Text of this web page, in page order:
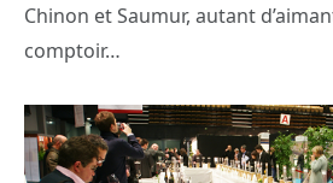
Chinon et Saumur, autant
comptoir…